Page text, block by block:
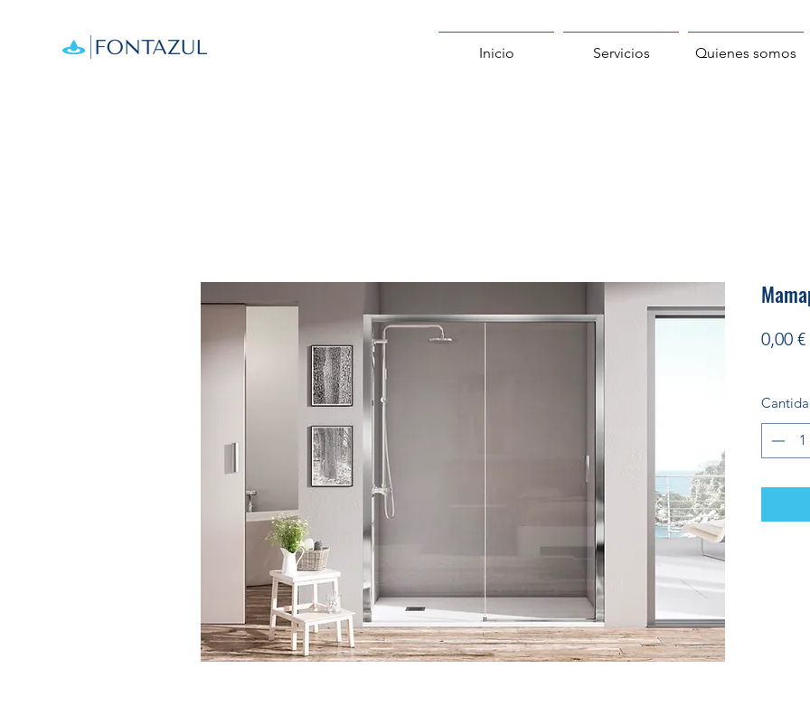
Inicio Servicios Quienes somos
0,00 €